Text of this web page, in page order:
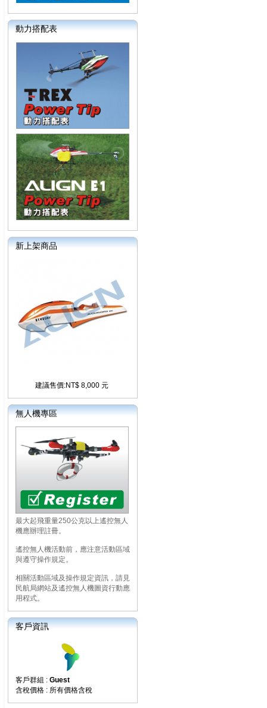
動力搭配表
新上架商品
建議售價:NT$ 8,000 元
無人機專區
最大起飛重量250公克以上遙控無人
機應辦理註冊。
遙控無人機活動前，應注意活動區域
與遵守操作規定。
相關活動區域及操作規定資訊，請見
民航局網站及遙控無人機圖資行動應
用程式。
客戶資訊
客戶群組 : Guest
含稅價格 : 所有價格含稅